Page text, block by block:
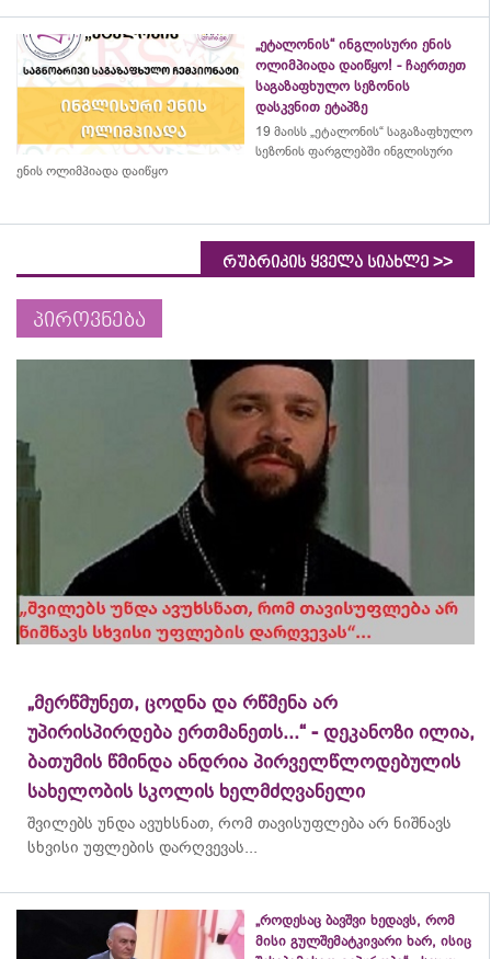
„ეტალონის“ ინგლისური ენის
ოლიმპიადა დაიწყო! - ჩაერთეთ
საგაზაფხულო სეზონის
დასკვნით ეტაპზე
19 მაისს „ეტალონის“ საგაზაფხულო
სეზონის ფარგლებში ინგლისური
ენის ოლიმპიადა დაიწყო
რუბრიკის ყველა სიახლე >>
პიროვნება
„მერწმუნეთ, ცოდნა და რწმენა არ
უპირისპირდება ერთმანეთს...“ - დეკანოზი ილია,
ბათუმის წმინდა ანდრია პირველწლოდებულის
სახელობის სკოლის ხელმძღვანელი
შვილებს უნდა ავუხსნათ, რომ თავისუფლება არ ნიშნავს
სხვისი უფლების დარღვევას...
„როდესაც ბავშვი ხედავს, რომ
მისი გულშემატკივარი ხარ, ისიც